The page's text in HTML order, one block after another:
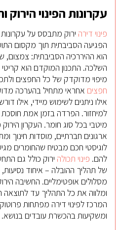
עקרונות הפינוי הירוק
פינוי דירה ירוק מתבסס על
הפגיעה הסביבתית תוך מקסום
הוא ההיררכיה הסביבתית: צמצום,
השלכה. התכנון המוקדם הוא קריטי
מיפוי מדוקדק של כל החפצים
חפצים אחראי מתחיל בהערכה
אילו ניתנים לשימוש מיידי, אילו
למיחזור. הפרדה בזמן אמת
מיטבי בכל סוג חומר. העקרון
ארגונים חברתיים, מוסדות חינוך
לוגיסטי חכם מבטיח שהחומרים
להם. פינוי תכולה ירוק כולל גם
של תהליך ההובלה – איחוד נסיעות,
מסלולים אופטימליים. החשיבה
ומלווה את כל התהליך עד
המרכז לפינוי דירה מפתחות
ומשקיעות בהכשרת עובדים בנושא.